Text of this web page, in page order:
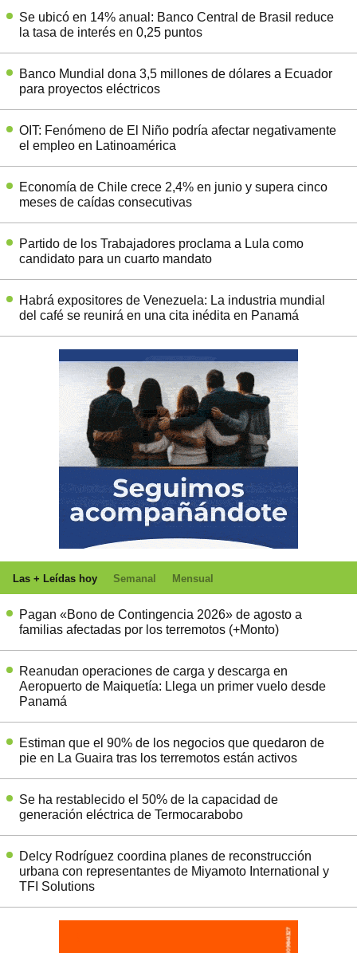
Se ubicó en 14% anual: Banco Central de Brasil reduce
la tasa de interés en 0,25 puntos
Banco Mundial dona 3,5 millones de dólares a Ecuador
para proyectos eléctricos
OIT: Fenómeno de El Niño podría afectar negativamente
el empleo en Latinoamérica
Economía de Chile crece 2,4% en junio y supera cinco
meses de caídas consecutivas
Partido de los Trabajadores proclama a Lula como
candidato para un cuarto mandato
Habrá expositores de Venezuela: La industria mundial
del café se reunirá en una cita inédita en Panamá
Las + Leídas hoy Semanal Mensual
Pagan «Bono de Contingencia 2026» de agosto a
familias afectadas por los terremotos (+Monto)
Reanudan operaciones de carga y descarga en
Aeropuerto de Maiquetía: Llega un primer vuelo desde
Panamá
Estiman que el 90% de los negocios que quedaron de
pie en La Guaira tras los terremotos están activos
Se ha restablecido el 50% de la capacidad de
generación eléctrica de Termocarabobo
Delcy Rodríguez coordina planes de reconstrucción
urbana con representantes de Miyamoto International y
TFI Solutions